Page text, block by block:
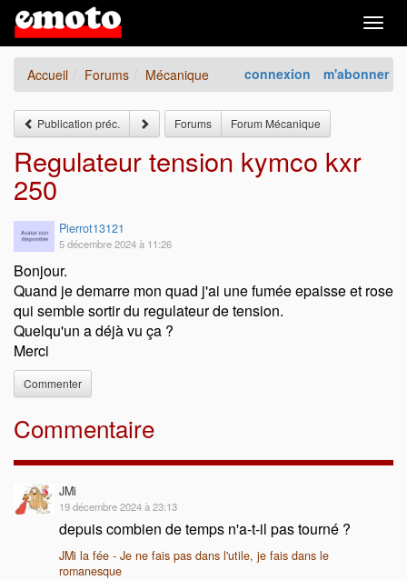
connexion m'abonner
Accueil Forums Mécanique
Publication préc. Forums Forum Mécanique
Regulateur tension kymco kxr
250
Pierrot13121
5 décembre 2024 à 11:26
Bonjour.
Quand je demarre mon quad j'ai une fumée epaisse et rose
qui semble sortir du regulateur de tension.
Quelqu'un a déjà vu ça ?
Merci
Commenter
Commentaire
JMi
19 décembre 2024 à 23:13
depuis combien de temps n'a-t-il pas tourné ?
JMi la fée - Je ne fais pas dans l'utile, je fais dans le
romanesque